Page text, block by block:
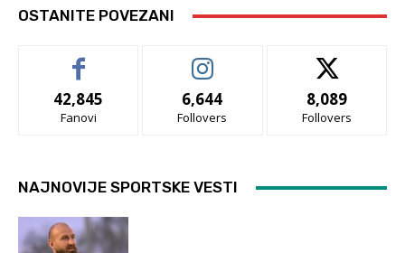
OSTANITE POVEZANI
42,845
Fanovi
6,644
Follovers
8,089
Follovers
NAJNOVIJE SPORTSKE VESTI